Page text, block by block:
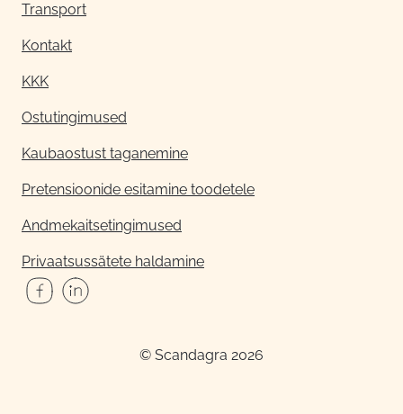
Transport
Kontakt
KKK
Ostutingimused
Kaubaostust taganemine
Pretensioonide esitamine toodetele
Andmekaitsetingimused
Privaatsussätete haldamine
© Scandagra 2026